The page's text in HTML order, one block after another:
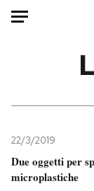
Mondo
Politica
Tecnologia
22/3/2019
Due oggetti per
microplastiche